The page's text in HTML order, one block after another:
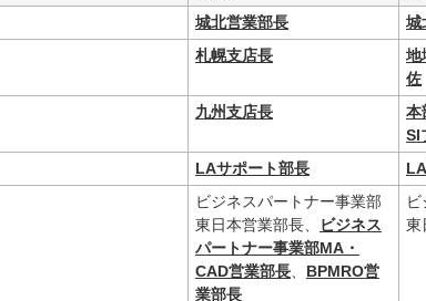
城北営業部長
城
札幌支店長
地
佐
九州支店長 本
SI
LAサポート部長
ビジネスパートナー事業部
東日本営業部長、
ビジネス
パートナー事業部MA・
CAD営業部長、 BPMRO営
業部長
東